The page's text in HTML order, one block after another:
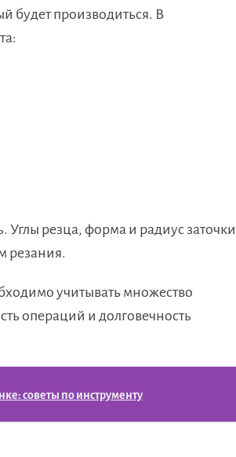
будет производиться. В
резца, форма и радиус заточки
резания.
учитывать множество
операций и долговечность
советы по инструменту